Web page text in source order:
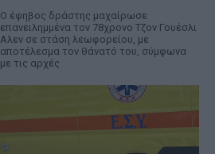
Ο έφηβος δράστης μαχαίρωσε
επανειλημμένα τον 78χρονο Τζον Γουέσλι
Αλεν σε στάση λεωφορείου, με
αποτέλεσμα τον θάνατό του, σύμφωνα
με τις αρχές